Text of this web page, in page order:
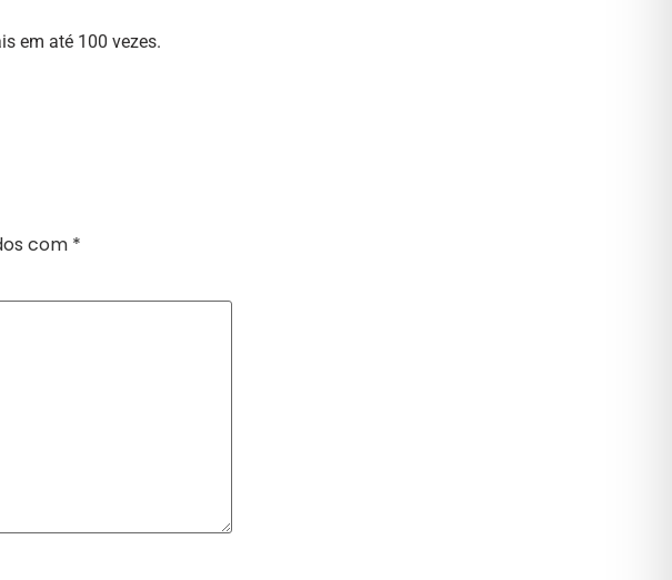
em até 100 vezes.
com *